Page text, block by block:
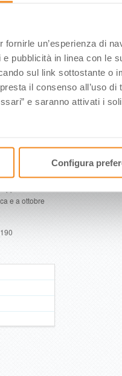
un’esperienza di
pubblicità in linea con le
sul link sottostante o
il consenso all’uso
e saranno attivati i
Configura
agli
a cui
coppia, che
dal Castello di
domenica 9
e
con il
sui mercati
il
Canossa,
del CAI
al mercato
le Associazioni
a
e a ottobre